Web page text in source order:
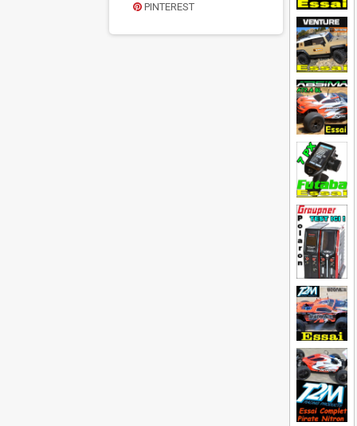
PINTEREST